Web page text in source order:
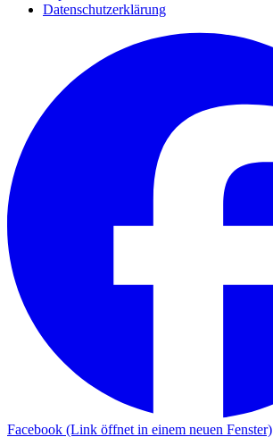
Datenschutzerklärung
Facebook (Link öffnet in einem neuen Fenster)